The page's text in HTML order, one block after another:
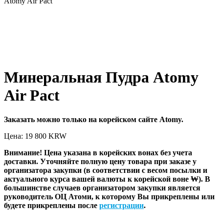
Минеральная Пудра Atomy
Air Pact
Заказать можно только на корейском сайте Atomy.
Цена: 19 800 KRW
Внимание! Цена указана в корейских вонах без учета
доставки. Уточняйте полную цену товара при заказе у
организатора закупки (в соответствии с весом посылки и
актуального курса вашей валюты к корейской воне ₩). В
большинстве случаев организатором закупки является
руководитель ОЦ Атоми, к которому Вы прикреплены или
будете прикреплены после регистрации.